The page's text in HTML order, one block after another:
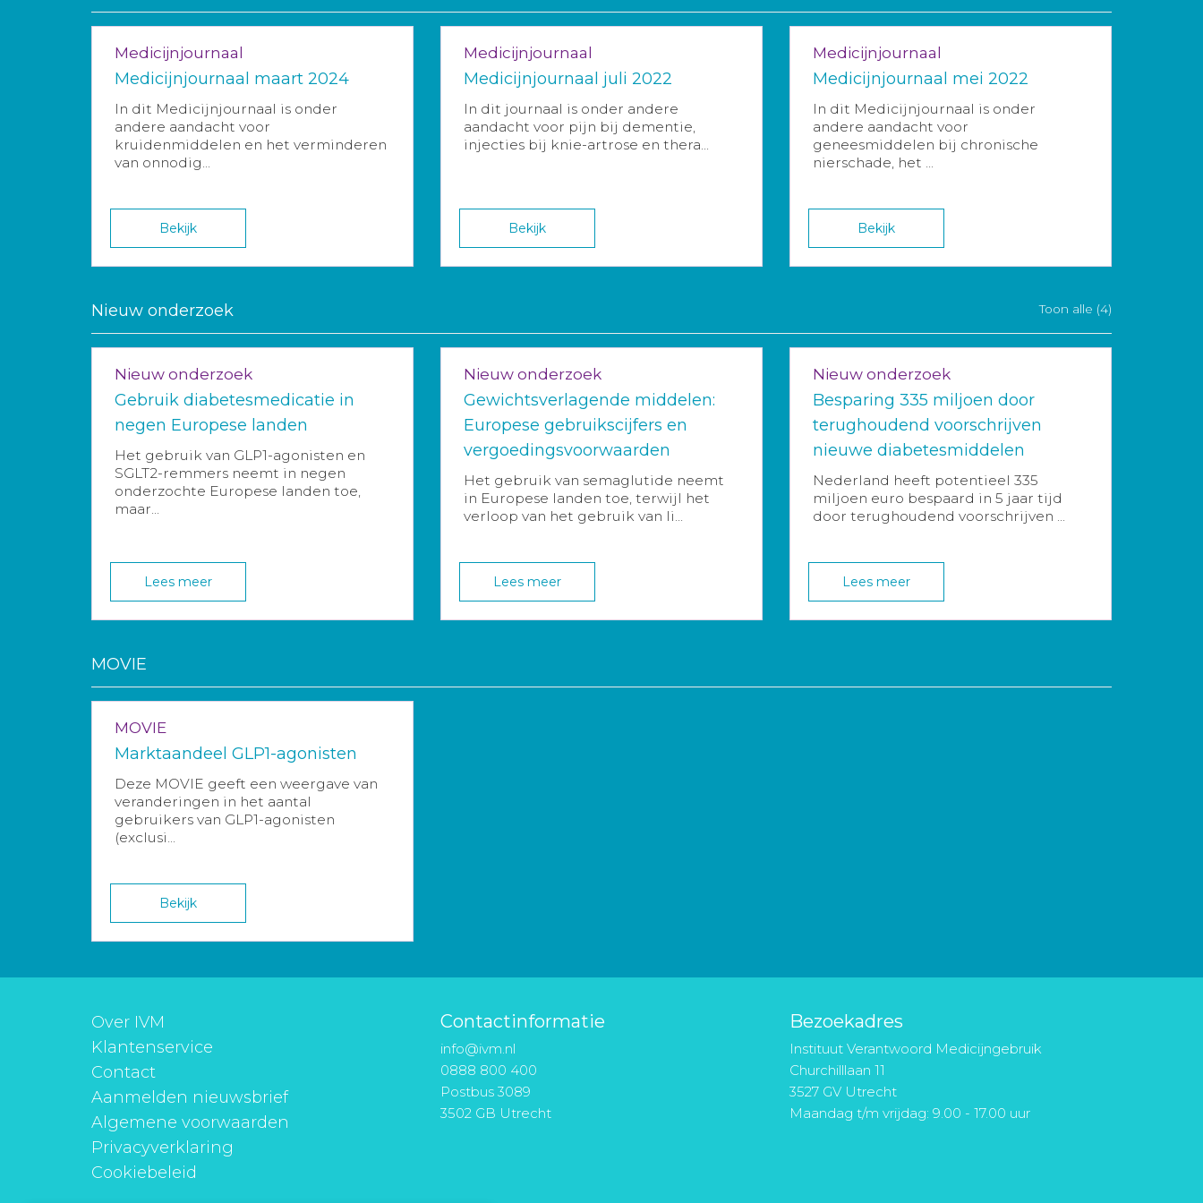
Medicijnjournaal
Medicijnjournaal maart 2024
In dit Medicijnjournaal is onder
andere aandacht voor
kruidenmiddelen en het verminderen
van onnodig...
Bekijk
Medicijnjournaal
Medicijnjournaal juli 2022
In dit journaal is onder andere
aandacht voor pijn bij dementie,
injecties bij knie-artrose en thera...
Bekijk
Medicijnjournaal
Medicijnjournaal mei 2022
In dit Medicijnjournaal is onder
andere aandacht voor
geneesmiddelen bij chronische
nierschade, het ...
Bekijk
Nieuw onderzoek Toon alle (4)
Nieuw onderzoek
Gebruik diabetesmedicatie in
negen Europese landen
Het gebruik van GLP1-agonisten en
SGLT2-remmers neemt in negen
onderzochte Europese landen toe,
maar...
Lees meer
Nieuw onderzoek
Gewichtsverlagende middelen:
Europese gebruikscijfers en
vergoedingsvoorwaarden
Het gebruik van semaglutide neemt
in Europese landen toe, terwijl het
verloop van het gebruik van li...
Lees meer
Nieuw onderzoek
Besparing 335 miljoen door
terughoudend voorschrijven
nieuwe diabetesmiddelen
Nederland heeft potentieel 335
miljoen euro bespaard in 5 jaar tijd
door terughoudend voorschrijven ...
Lees meer
MOVIE
MOVIE
Marktaandeel GLP1-agonisten
Deze MOVIE geeft een weergave van
veranderingen in het aantal
gebruikers van GLP1-agonisten
(exclusi...
Bekijk
Over IVM
Klantenservice
Contact
Aanmelden nieuwsbrief
Algemene voorwaarden
Privacyverklaring
Cookiebeleid
Contactinformatie
info@ivm.nl
0888 800 400
Postbus 3089
3502 GB Utrecht
Bezoekadres
Instituut Verantwoord Medicijngebruik
Churchilllaan 11
3527 GV Utrecht
Maandag t/m vrijdag: 9.00 - 17.00 uur